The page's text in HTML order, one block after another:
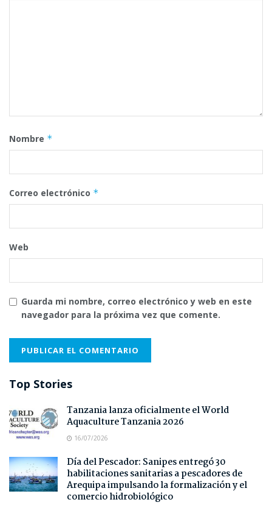
Nombre *
Correo electrónico *
Web
Guarda mi nombre, correo electrónico y web en este
navegador para la próxima vez que comente.
Top Stories
Tanzania lanza oficialmente el World
Aquaculture Tanzania 2026
16/07/2026
Día del Pescador: Sanipes entregó 30
habilitaciones sanitarias a pescadores de
Arequipa impulsando la formalización y el
comercio hidrobiológico